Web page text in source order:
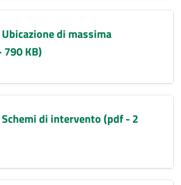
di massima
KB)
di intervento (pdf - 2